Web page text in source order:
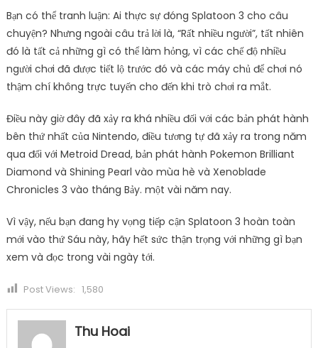
Bạn có thể tranh luận: Ai thực sự đóng Splatoon 3 cho câu
chuyện? Nhưng ngoài câu trả lời là, “Rất nhiều người”, tất nhiên
đó là tất cả những gì có thể làm hỏng, vì các chế độ nhiều
người chơi đã được tiết lộ trước đó và các máy chủ để chơi nó
thậm chí không trực tuyến cho đến khi trò chơi ra mắt.
Điều này giờ đây đã xảy ra khá nhiều đối với các bản phát hành
bên thứ nhất của Nintendo, điều tương tự đã xảy ra trong năm
qua đối với Metroid Dread, bản phát hành Pokemon Brilliant
Diamond và Shining Pearl vào mùa hè và Xenoblade
Chronicles 3 vào tháng Bảy. một vài năm nay.
Vì vậy, nếu bạn đang hy vọng tiếp cận Splatoon 3 hoàn toàn
mới vào thứ Sáu này, hãy hết sức thận trọng với những gì bạn
xem và đọc trong vài ngày tới.
Post Views: 1,580
Thu Hoai